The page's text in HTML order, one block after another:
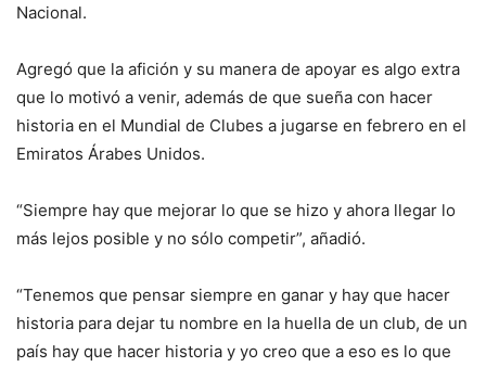
Nacional.
Agregó que la afición y su manera de apoyar es algo extra
que lo motivó a venir, además de que sueña con hacer
historia en el Mundial de Clubes a jugarse en febrero en el
Emiratos Árabes Unidos.
“Siempre hay que mejorar lo que se hizo y ahora llegar lo
más lejos posible y no sólo competir”, añadió.
“Tenemos que pensar siempre en ganar y hay que hacer
historia para dejar tu nombre en la huella de un club, de un
país hay que hacer historia y yo creo que a eso es lo que